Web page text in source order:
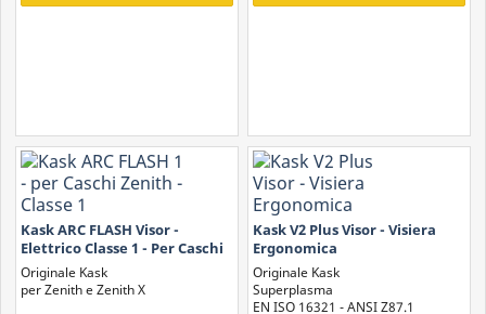
Kask ARC FLASH Visor -
Elettrico Classe 1 - Per Caschi
Zenith e Zenith X
Originale Kask
per Zenith e Zenith X
Kask V2 Plus Visor - Visiera
Ergonomica
Antiappannamento -
Resistenza Temperature...
Originale Kask
Superplasma
EN ISO 16321 - ANSI Z87.1